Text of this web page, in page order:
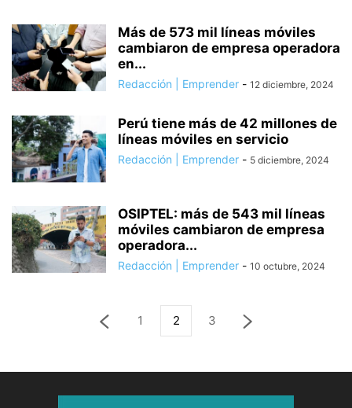
Más de 573 mil líneas móviles
cambiaron de empresa operadora
en...
Redacción | Emprender - 12 diciembre, 2024
Perú tiene más de 42 millones de
líneas móviles en servicio
Redacción | Emprender - 5 diciembre, 2024
OSIPTEL: más de 543 mil líneas
móviles cambiaron de empresa
operadora...
Redacción | Emprender - 10 octubre, 2024
1 2 3